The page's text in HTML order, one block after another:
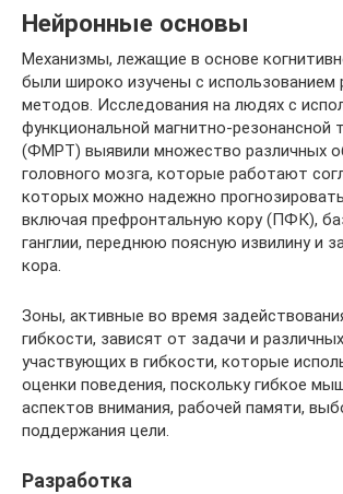
Нейронные основы
Механизмы, лежащие в основе
были широко изучены с использованием
методов. Исследования на людях с
функциональной магнитно-резонансной
(ФМРТ) выявили множество различных
головного мозга, которые работают
которых можно надежно
включая префронтальную кору (ПФК),
ганглии, переднюю поясную извилину и
кора.
Зоны, активные во время
гибкости, зависят от задачи и
участвующих в гибкости, которые
оценки поведения, поскольку гибкое
аспектов внимания, рабочей памяти,
поддержания цели.
Разработка